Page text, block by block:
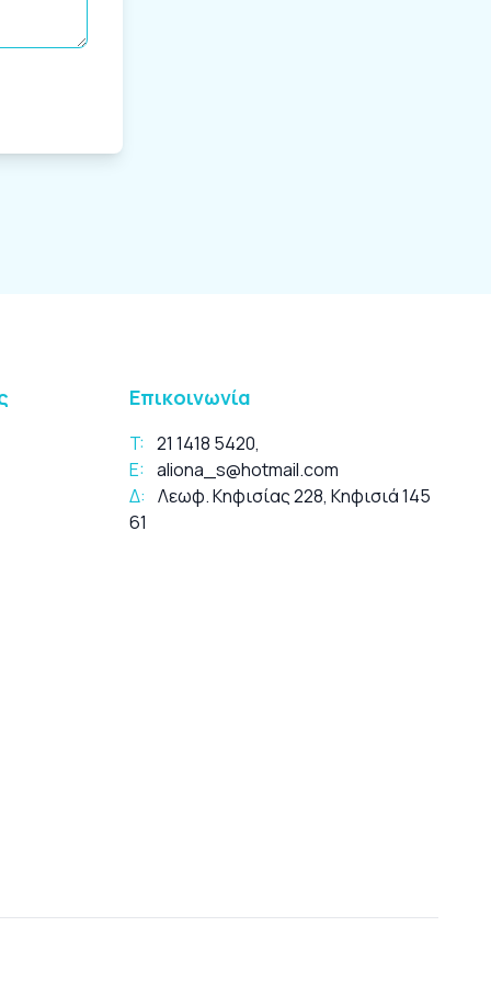
Επικοινωνία
T: 21 1418 5420,
E: aliona_s@hotmail.com
Δ: Λεωφ. Κηφισίας 228, Κηφισιά 145
61